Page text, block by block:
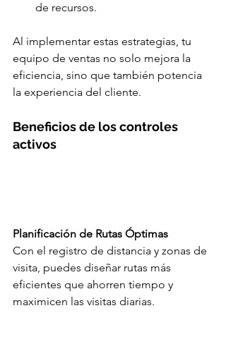
de recursos.
Al implementar estas estrategias, tu
equipo de ventas no solo mejora la
eficiencia, sino que también potencia
la experiencia del cliente.
Beneficios de los controles
activos
Planificación de Rutas Óptimas
Con el registro de distancia y zonas de
visita, puedes diseñar rutas más
eficientes que ahorren tiempo y
maximicen las visitas diarias.